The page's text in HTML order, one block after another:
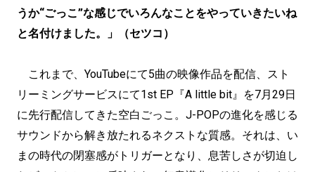
うか“ごっこ”な感じでいろんなことをやっていきたいね
と名付けました。」（セツコ）
これまで、YouTubeにて5曲の映像作品を配信、スト
リーミングサービスにて1st EP『A little bit』を7月29日
に先行配信してきた空白ごっこ。J-POPの進化を感じる
サウンドから解き放たれるネクストな質感。それは、い
まの時代の閉塞感がトリガーとなり、息苦しさが切迫し